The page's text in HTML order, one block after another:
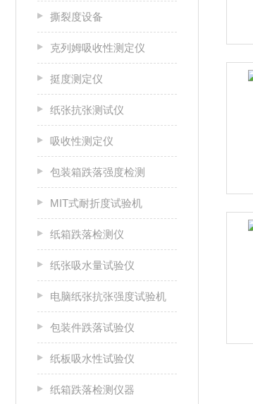
撕裂度设备
克列姆吸收性测定仪
挺度测定仪
纸张抗张测试仪
吸收性测定仪
包装箱跌落强度检测
MIT式耐折度试验机
纸箱跌落检测仪
纸张吸水量试验仪
电脑纸张抗张强度试验机
包装件跌落试验仪
纸板吸水性试验仪
纸箱跌落检测仪器